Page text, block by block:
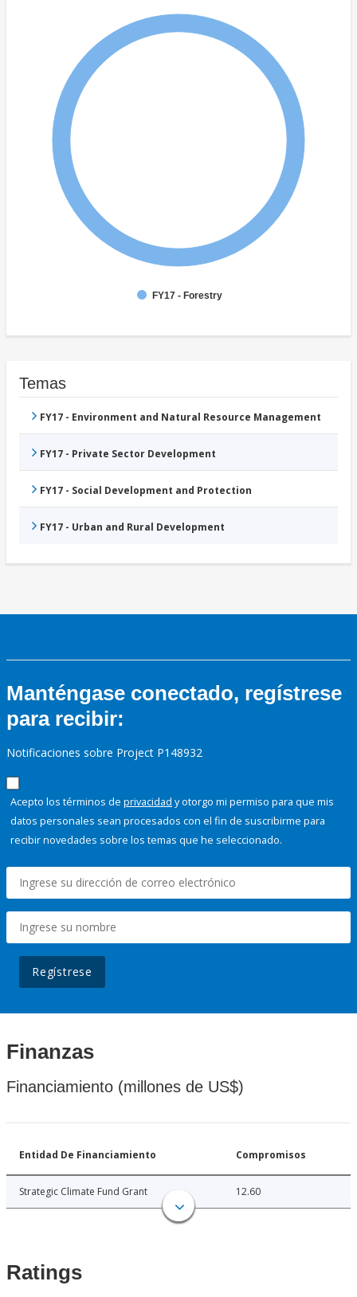
FY17 - Forestry
Temas
FY17 - Environment and Natural Resource Management
FY17 - Private Sector Development
FY17 - Social Development and Protection
FY17 - Urban and Rural Development
Manténgase conectado, regístrese
para recibir:
Notificaciones sobre Project P148932
Acepto los términos de privacidad y otorgo mi permiso para que mis
datos personales sean procesados con el fin de suscribirme para
recibir novedades sobre los temas que he seleccionado.
Regístrese
Finanzas
Financiamiento (millones de US$)
Entidad De Financiamiento Compromisos
Strategic Climate Fund Grant 12.60
Ratings